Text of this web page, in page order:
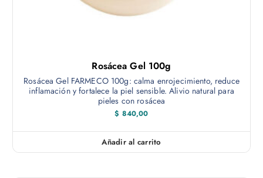
Rosácea Gel 100g
Rosácea Gel FARMECO 100g: calma enrojecimiento, reduce
inflamación y fortalece la piel sensible. Alivio natural para
pieles con rosácea
$ 840,00
Añadir al carrito